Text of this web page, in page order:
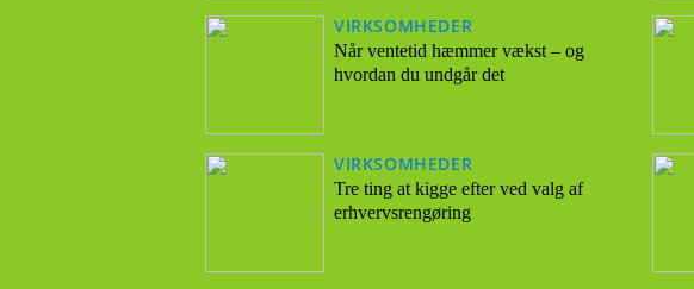
VIRKSOMHEDER
Når ventetid hæmmer vækst – og
hvordan du undgår det
VIRKSOMHEDER
Tre ting at kigge efter ved valg af
erhvervsrengøring